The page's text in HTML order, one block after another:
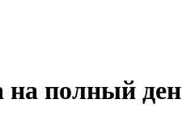
на полный